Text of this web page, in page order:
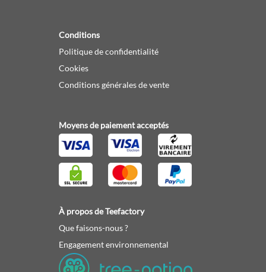
Conditions
Politique de confidentialité
Cookies
Conditions générales de vente
Moyens de paiement acceptés
À propos de Teefactory
Que faisons-nous ?
Engagement environnemental